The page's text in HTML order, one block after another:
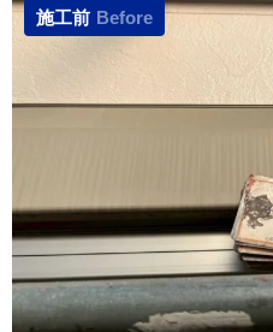
施工前 Before